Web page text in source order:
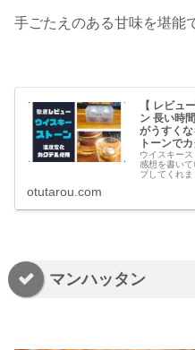
手ごたえのある甘味を堪能
【 レビュ
ン 長い時
がうすく
トーンで
ウイスキー
感想を書い
プしてくれ
otutarou.com
マンハッタン